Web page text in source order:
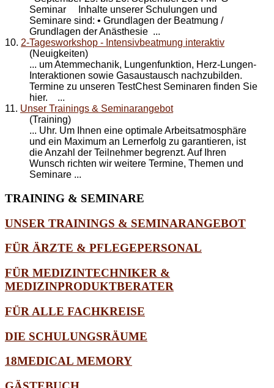
Seminar Inhalte unserer Schulungen und
Seminare sind: • Grundlagen der Beatmung /
Grundlagen der Anästhesie ...
10. 2-Tagesworkshop - Intensivbeatmung interaktiv
(Neuigkeiten)
... um Atemmechanik, Lungenfunktion, Herz-Lungen-
Interaktionen sowie Gasaustausch nachzubilden.
Termine zu unseren TestChest Seminaren finden Sie
hier. ...
11. Unser Trainings & Seminarangebot
(Training)
... Uhr. Um Ihnen eine optimale Arbeitsatmosphäre
und ein Maximum an Lernerfolg zu garantieren, ist
die Anzahl der Teilnehmer begrenzt. Auf Ihren
Wunsch richten wir weitere Termine, Themen und
Seminare ...
TRAINING & SEMINARE
UNSER TRAININGS & SEMINARANGEBOT
FÜR ÄRZTE & PFLEGEPERSONAL
FÜR MEDIZINTECHNIKER &
MEDIZINPRODUKTBERATER
FÜR ALLE FACHKREISE
DIE SCHULUNGSRÄUME
18MEDICAL MEMORY